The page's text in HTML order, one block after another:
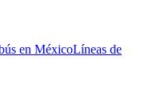
en MéxicoLíneas de